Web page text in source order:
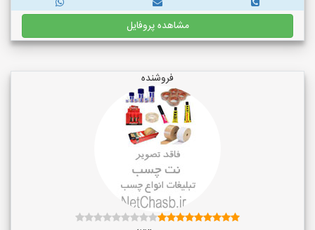
مشاهده پروفایل
فروشنده